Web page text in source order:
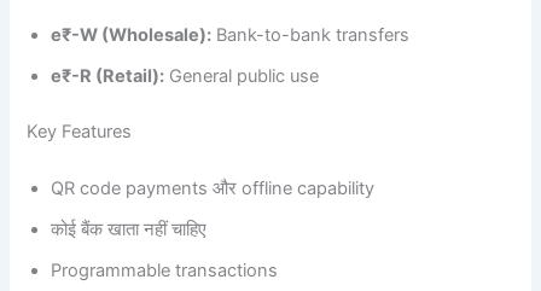
e₹-W (Wholesale): Bank-to-bank transfers
e₹-R (Retail): General public use
Key Features
QR code payments और offline capability
कोई बैंक खाता नहीं चाहिए
Programmable transactions